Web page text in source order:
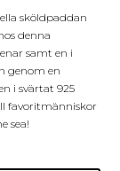
sköldpaddan
denna
samt en i
genom en
i svärtat 925
favoritmänniskor
sea!